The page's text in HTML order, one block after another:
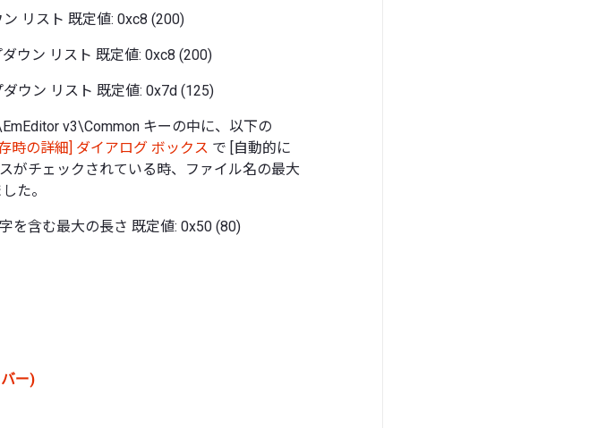
リスト 既定値: 0xc8 (200)
ウン リスト 既定値: 0xc8 (200)
ウン リスト 既定値: 0x7d (125)
v3\Common キーの中に、以下の
時の詳細] ダイアログ ボックス で [自動的に
がチェックされている時、ファイル名の最大
た。
を含む最大の長さ 既定値: 0x50 (80)
ー)